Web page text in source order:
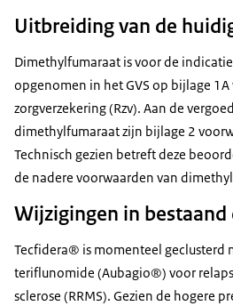
Uitbreiding van de
Dimethylfumaraat is voor de
opgenomen in het GVS op bijlage 1A
zorgverzekering (Rzv). Aan de
dimethylfumaraat zijn bijlage 2
Technisch gezien betreft deze
de nadere voorwaarden van
Wijzigingen in bestaand
Tecfidera® is momenteel geclusterd
teriflunomide (Aubagio®) voor
sclerose (RRMS). Gezien de hogere